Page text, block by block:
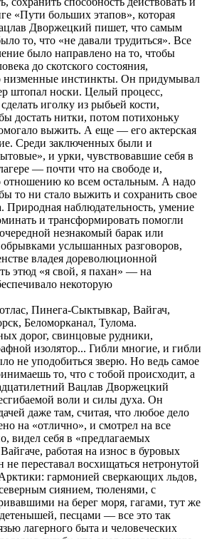
«Пути больших этапов», которая
Дворжецкий пишет, что самым
то, что «не давали трудиться». Все
было направлено на то, чтобы
до скотского состояния,
низменные инстинкты. Он придумывал
штопал носки. Целый процесс,
иголку из рыбьей кости,
достать нитки, потом потихоньку
выжить. А еще — его актерская
Среди заключенных были и
и урки, чувствовавшие себя в
— почти что на свободе и,
отношению ко всем остальным. А надо
то ни стало выжить и сохранить свое
Природная наблюдательность, умение
и трансформировать помогли
незнакомый барак или
обрывками услышанных разговоров,
владея дореволюционной
этюд «я свой, я пахан» — на
некоторую
Пинега-Сыктывкар, Вайгач,
Беломорканал, Тулома.
дорог, свинцовые рудники,
изолятор... Гибли многие, и гибли
не уподобиться зверю. Но ведь самое
то, что с тобой происходит, а
Вацлав Дворжецкий
воли и силы духа. Он
даже там, считая, что любое дело
на «отлично», и смотрел на все
видел себя в «предлагаемых
работая на износ в буровых
переставал восхищаться нетронутой
гармонией сверкающих льдов,
сиянием, тюленями, с
на берег моря, гагами, тут же
песцами — все это так
лагерного быта и человеческих